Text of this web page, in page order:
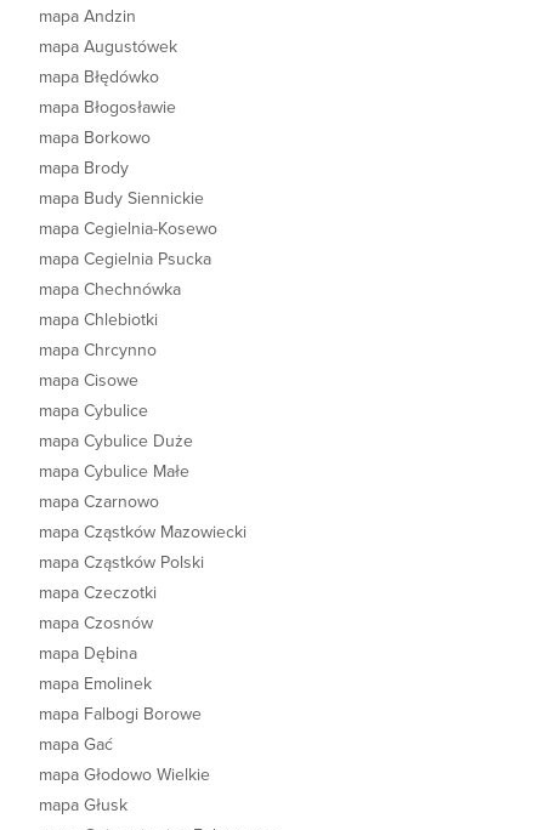
mapa Andzin
mapa Augustówek
mapa Błędówko
mapa Błogosławie
mapa Borkowo
mapa Brody
mapa Budy Siennickie
mapa Cegielnia-Kosewo
mapa Cegielnia Psucka
mapa Chechnówka
mapa Chlebiotki
mapa Chrcynno
mapa Cisowe
mapa Cybulice
mapa Cybulice Duże
mapa Cybulice Małe
mapa Czarnowo
mapa Cząstków Mazowiecki
mapa Cząstków Polski
mapa Czeczotki
mapa Czosnów
mapa Dębina
mapa Emolinek
mapa Falbogi Borowe
mapa Gać
mapa Głodowo Wielkie
mapa Głusk